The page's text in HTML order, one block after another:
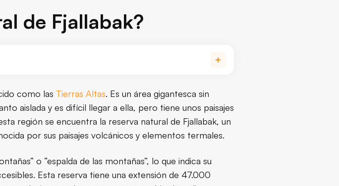
de Fjallabak?
Altas de Islandia, es un área protegida desde 1979 con 47.000 hectáreas de
como las Tierras Altas. Es un área gigantesca sin
aislada y es difícil llegar a ella, pero tiene unos paisajes
región se encuentra la reserva natural de Fjallabak, un
por sus paisajes volcánicos y elementos termales.
o “espalda de las montañas”, lo que indica su
Esta reserva tiene una extensión de 47.000